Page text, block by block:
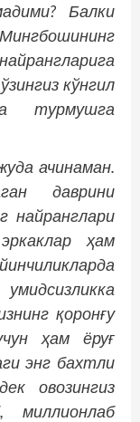
Балки
кўнгил
турмушга
ачинаман.
даврини
найранглари
ҳам
қоронғу
ҳам ёруғ
энг бахтли
овозингиз
миллионлаб